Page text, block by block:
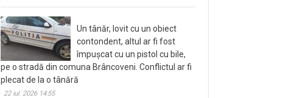
Un tânăr, lovit cu un obiect
contondent, altul ar fi fost
împușcat cu un pistol cu bile,
pe o stradă din comuna Brâncoveni. Conflictul ar fi
plecat de la o tânără
22 iul. 2026 14:55